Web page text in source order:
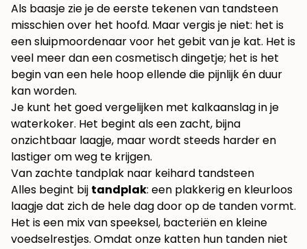
Als baasje zie je de eerste tekenen van tandsteen
misschien over het hoofd. Maar vergis je niet: het is
een sluipmoordenaar voor het gebit van je kat. Het is
veel meer dan een cosmetisch dingetje; het is het
begin van een hele hoop ellende die pijnlijk én duur
kan worden.
Je kunt het goed vergelijken met kalkaanslag in je
waterkoker. Het begint als een zacht, bijna
onzichtbaar laagje, maar wordt steeds harder en
lastiger om weg te krijgen.
Van zachte tandplak naar keihard tandsteen
Alles begint bij tandplak: een plakkerig en kleurloos
laagje dat zich de hele dag door op de tanden vormt.
Het is een mix van speeksel, bacteriën en kleine
voedselrestjes. Omdat onze katten hun tanden niet